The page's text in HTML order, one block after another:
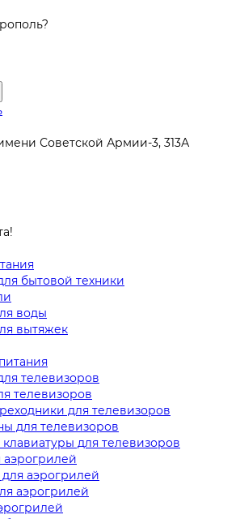
?
Советской Армии-3, 313А
бытовой техники
воды
вытяжек
телевизоров
телевизоров
для телевизоров
для телевизоров
для телевизоров
аэрогрилей
аэрогрилей
аэрогрилей